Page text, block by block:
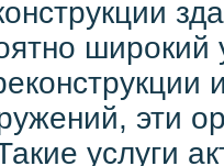
широкий
эти
услуги